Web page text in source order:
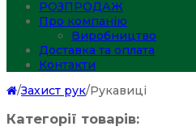
РОЗПРОДАЖ
Про компанію
Виробництво
Доставка та оплата
Контакти
/Захист рук/Рукавиці
Категорії товарів: